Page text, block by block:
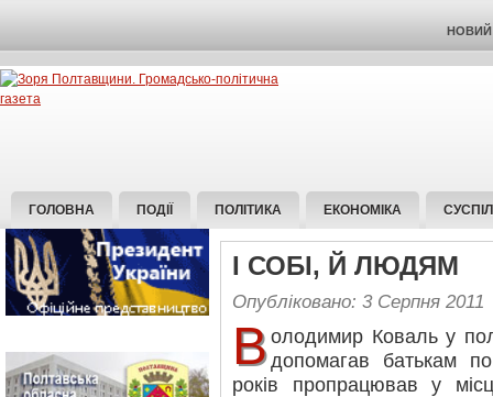
НОВИЙ
ГОЛОВНА ПОДІЇ ПОЛІТИКА ЕКОНОМІКА
І СОБІ, Й ЛЮДЯМ
Опубліковано: 3 Серпня 2011
Володимир Коваль у
допомагав батькам
років пропрацював у